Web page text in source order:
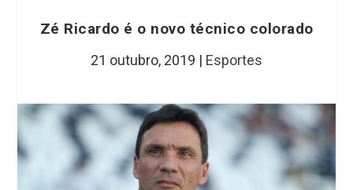
Zé Ricardo é o novo técnico colorado
21 outubro, 2019 | Esportes